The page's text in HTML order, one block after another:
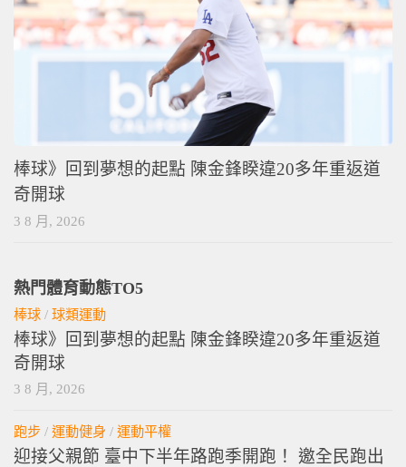
棒球》回到夢想的起點 陳金鋒睽違20多年重返道
奇開球
3 8 月, 2026
熱門體育動態TO5
棒球 / 球類運動
棒球》回到夢想的起點 陳金鋒睽違20多年重返道
奇開球
3 8 月, 2026
跑步 / 運動健身 / 運動平權
迎接父親節 臺中下半年路跑季開跑！ 邀全民跑出